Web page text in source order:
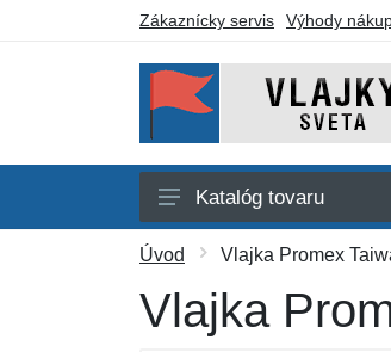
Zákaznícky servis Výhody
Afrika
Amerika
Austrália a Oceánia
Katalóg tovaru
Úvod Vlajka Promex
Vlajka